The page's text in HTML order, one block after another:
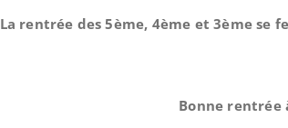
La rentrée des 5ème, 4ème et 3ème se
Bonne rentrée